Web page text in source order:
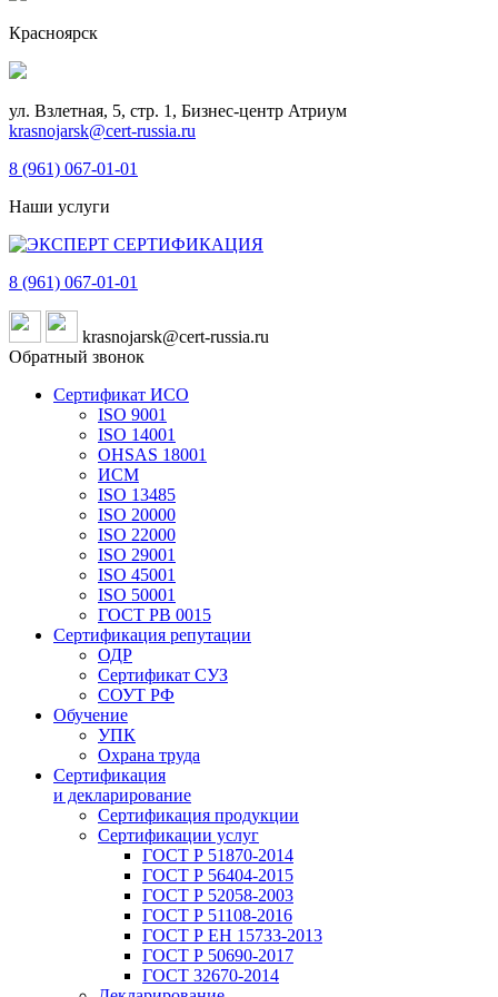
Красноярск
ул. Взлетная, 5, стр. 1, Бизнес-центр Атриум
krasnojarsk@cert-russia.ru
8 (961) 067-01-01
Наши услуги
8 (961) 067-01-01
krasnojarsk@cert-russia.ru
Обратный звонок
Сертификат ИСО
ISO 9001
ISO 14001
OHSAS 18001
ИСМ
ISO 13485
ISO 20000
ISO 22000
ISO 29001
ISO 45001
ISO 50001
ГОСТ РВ 0015
Сертификация репутации
ОДР
Сертификат СУЗ
СОУТ РФ
Обучение
УПК
Охрана труда
Сертификация
и декларирование
Сертификация продукции
Сертификации услуг
ГОСТ Р 51870-2014
ГОСТ Р 56404-2015
ГОСТ Р 52058-2003
ГОСТ Р 51108-2016
ГОСТ Р ЕН 15733-2013
ГОСТ Р 50690-2017
ГОСТ 32670-2014